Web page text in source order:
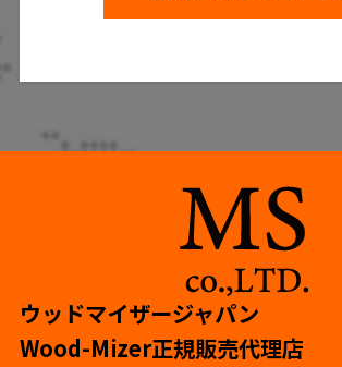
ウッドマイザージャパン
Wood-Mizer正規販売代理店